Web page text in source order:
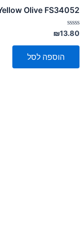
Olive FS34052
דורג
0
מתוך
₪13.80
הוספה לסל